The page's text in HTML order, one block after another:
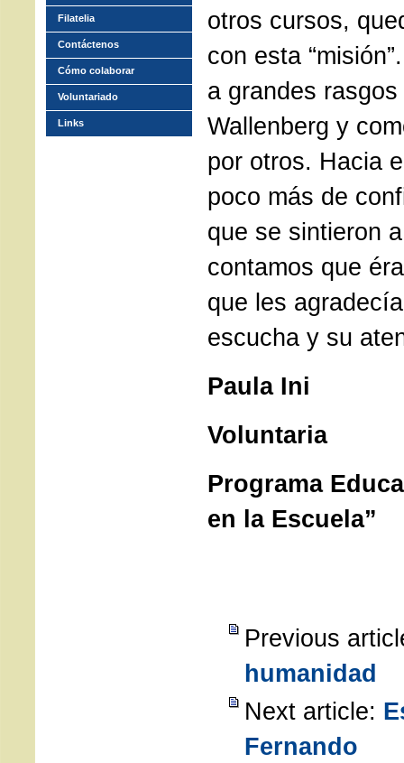
otros cursos,
con esta
a grandes
Wallenberg y
por otros. Hacia
poco más de
que se sintieron
contamos que
que les
escucha y su
Paula Ini
Voluntaria
Programa
en la Escuela”
Previous
humanidad
Next article:
Fernando
Filatelia
Contáctenos
Cómo colaborar
Voluntariado
Links